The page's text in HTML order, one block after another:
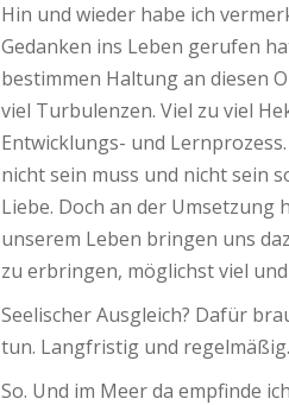
Hin und wieder habe ich
Gedanken ins Leben gerufen
bestimmen Haltung an diesen
viel Turbulenzen. Viel zu viel
Entwicklungs- und
nicht sein muss und nicht sein
Liebe. Doch an der Umsetzung
unserem Leben bringen uns
zu erbringen, möglichst viel
Seelischer Ausgleich? Dafür
tun. Langfristig und regelmäßig.
So. Und im Meer da empfinde